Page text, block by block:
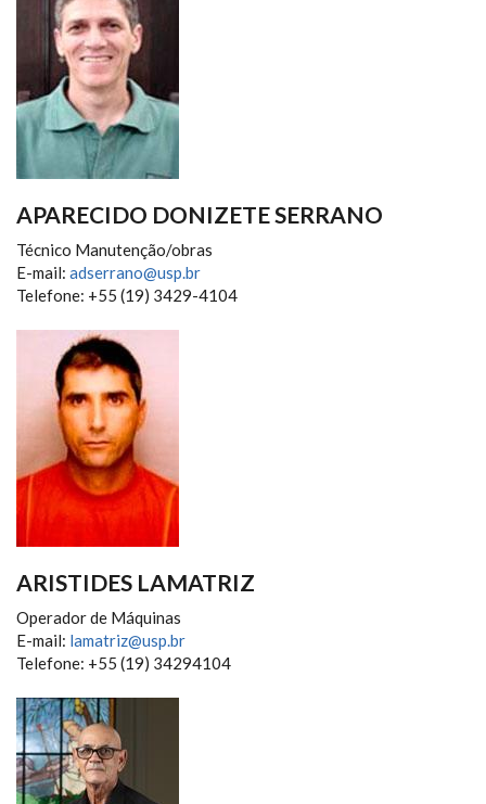
APARECIDO DONIZETE SERRANO
Técnico Manutenção/obras
E-mail: adserrano@usp.br
Telefone: +55 (19) 3429-4104
ARISTIDES LAMATRIZ
Operador de Máquinas
E-mail: lamatriz@usp.br
Telefone: +55 (19) 34294104